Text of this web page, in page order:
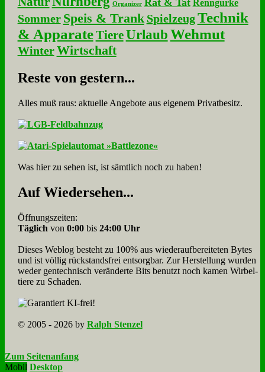
Organizer Rat & Tat Renngurke
Sommer Speis & Trank Spielzeug Technik
& Apparate Tiere UrlaubWehmut
Winter Wirtschaft
Re­ste von ge­stern...
Alles muß raus: aktuelle An­ge­bo­te aus eigenem Privatbesitz.
Was hier zu sehen ist, ist sämt­lich noch zu haben!
Auf Wie­der­se­hen...
Öffnungszeiten:
Täglich von 0:00bis 24:00 Uhr
Dieses Weblog besteht zu 100% aus wie­der­auf­bereite­ten Bytes
und ist völlig rück­stands­frei ent­sorg­bar. Zur Herstellung wurden
weder gen­tech­nisch veränderte Bits benutzt noch kamen Wir­bel­
tiere zu Scha­den.
© 2005 - 2026 by Ralph Stenzel
Zum Seitenanfang
Mobil Desktop